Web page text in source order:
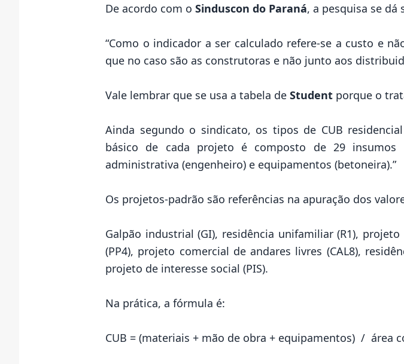
De acordo com o Sinduscon do Paraná, a pesquisa se dá
“Como o indicador a ser calculado refere-se a custo e
que no caso são as construtoras e não junto aos
Vale lembrar que se usa a tabela de Student porque o
Ainda segundo o sindicato, os tipos de CUB
básico de cada projeto é composto de 29
administrativa (engenheiro) e equipamentos (betoneira).”
Os projetos-padrão são referências na apuração dos
Galpão industrial (GI), residência unifamiliar (R1),
(PP4), projeto comercial de andares livres (CAL8),
projeto de interesse social (PIS).
Na prática, a fórmula é:
CUB = (materiais + mão de obra + equipamentos) / área